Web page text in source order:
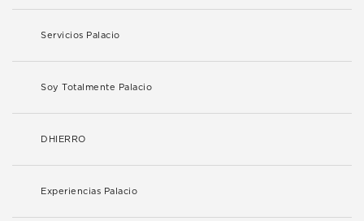
Servicios Palacio
Soy Totalmente Palacio
DHIERRO
Experiencias Palacio